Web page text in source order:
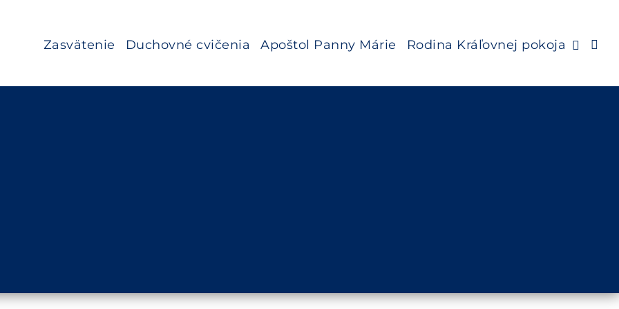
Zasvätenie Duchovné cvičenia Apoštol Panny Márie Rodina Kráľovnej pokoja